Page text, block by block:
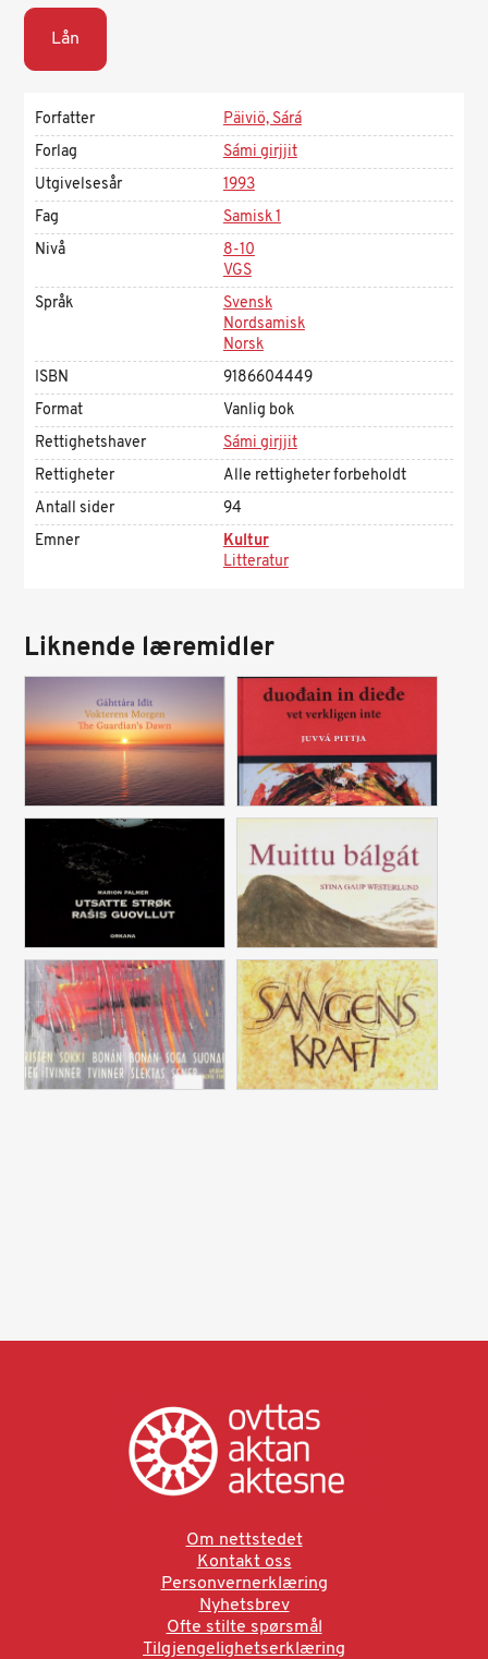
Lån
Forfatter
Päiviö, Sárá
Forlag
Sámi girjjit
Utgivelsesår
1993
Fag
Samisk 1
Nivå
8-10
VGS
Språk
Svensk
Nordsamisk
Norsk
ISBN
9186604449
Format
Vanlig bok
Rettighetshaver
Sámi girjjit
Rettigheter
Alle rettigheter forbeholdt
Antall sider
94
Emner
Kultur
Litteratur
Liknende læremidler
Om nettstedet
Kontakt oss
Personvernerklæring
Nyhetsbrev
Ofte stilte spørsmål
Tilgjengelighetserklæring